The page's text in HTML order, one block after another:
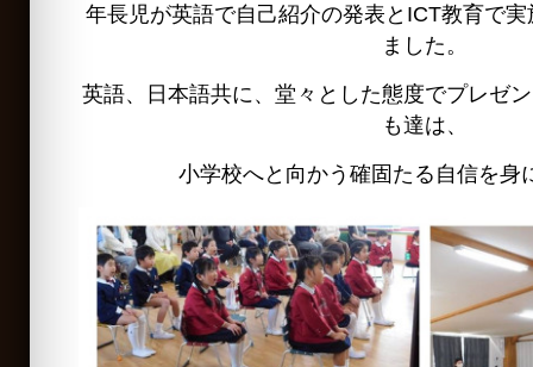
年長児が英語で自己紹介の発表とICT教育で
ました。
英語、日本語共に、堂々とした態度でプレゼ
も達は、
小学校へと向かう確固たる自信を身